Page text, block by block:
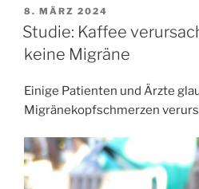
und
Tee
senken
Demenzrisiko“
VERÖFFENTLICHT
AM
8. MÄRZ 2024
Studie: Kaffee
keine Migräne
Einige Patienten und Ärzte
Migränekopfschmerzen